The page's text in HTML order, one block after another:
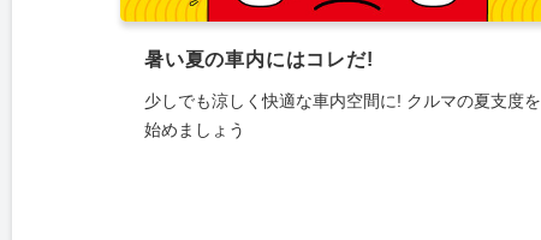
暑い夏の車内にはコレだ!
少しでも涼しく快適な車内空間に! クルマの夏支度を
始めましょう